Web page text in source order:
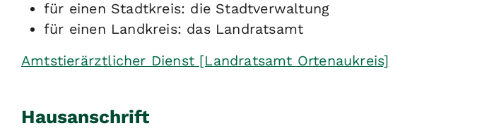
für einen Stadtkreis: die Stadtverwaltung
für einen Landkreis: das Landratsamt
Amtstierärztlicher Dienst [Landratsamt Ortenaukreis]
Hausanschrift